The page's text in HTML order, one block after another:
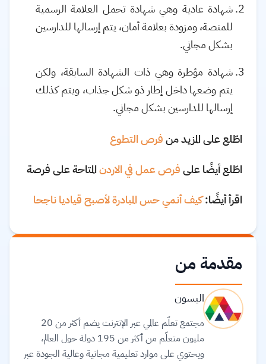
شهادة عادية وهي شهادة تحمل العلامة الرسمية
للمنصة، ومزودة بعلامة أمان، يتم إرسالها للدارسين
بشكل مجاني.
شهادة مؤطرة وهي ذات الشهادة السابقة، ولكن
يتم وضعها داخل إطار ذو شكل جذاب، ويتم كذلك
إرسالها للدارسين بشكل مجاني.
اطّلع على المزيد منفرص التطوع
اطّلع أيضًا علىفرص عمل في الاردنالمتاحة على فرصة
اقرأ أيضًا:كيف أنمي حس المبادرة لأصبح قياديا ناجحا
مقدمة من
اليسون
مجتمع تعلّم عالمي عبر الإنترنت يضم أكثر من 20
مليون متعلّم من أكثر من 195 دولة حول العالم،
ويحتوي على موارد تعليمية مجانية وعالية الجودة عبر